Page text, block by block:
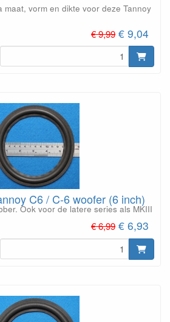
maat, vorm en dikte voor deze Tannoy
€ 9,99 € 9,04
C6 / C-6 woofer (6 inch)
Ook voor de latere series als MKIII
€ 6,99 € 6,93